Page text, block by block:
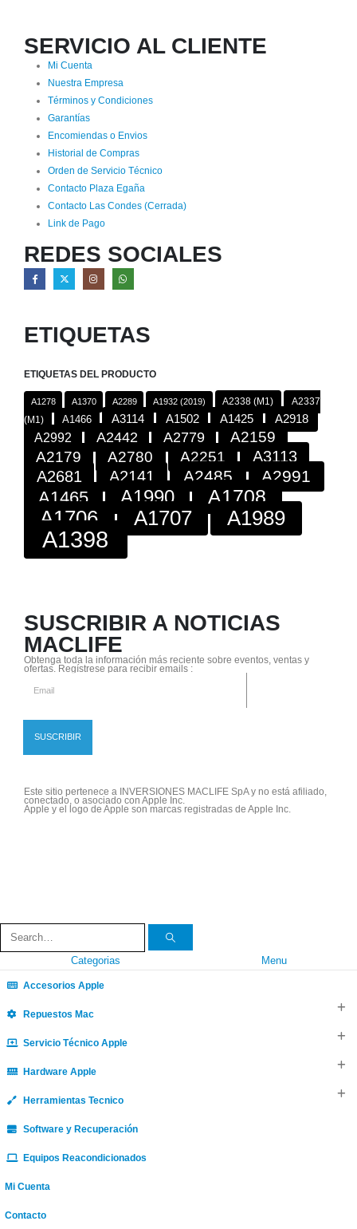
SERVICIO AL CLIENTE
Mi Cuenta
Nuestra Empresa
Términos y Condiciones
Garantías
Encomiendas o Envios
Historial de Compras
Orden de Servicio Técnico
Contacto Plaza Egaña
Contacto Las Condes (Cerrada)
Link de Pago
REDES SOCIALES
ETIQUETAS
ETIQUETAS DEL PRODUCTO
A1278 A1370 A2289 A1932 (2019) A2338 (M1)
A2337
(M1)
A1466 A3114 A1502 A1425 A2918
A2992 A2442 A2779
A2159
A2179
A2780 A2251
A3113
A2681
A2141 A2485 A2991
A1465 A1990
A1708
A1706
A1707 A1989
A1398
SUSCRIBIR A NOTICIAS
MACLIFE
Obtenga toda la información más reciente sobre eventos, ventas y
ofertas. Regístrese para recibir emails :
Este sitio pertenece a INVERSIONES MACLIFE SpA y no está afiliado,
conectado, o asociado con Apple Inc.
Apple y el logo de Apple son marcas registradas de Apple Inc.
Categorias Menu
Accesorios Apple
Repuestos Mac
Servicio Técnico Apple
Hardware Apple
Herramientas Tecnico
Software y Recuperación
Equipos Reacondicionados
Mi Cuenta
Contacto